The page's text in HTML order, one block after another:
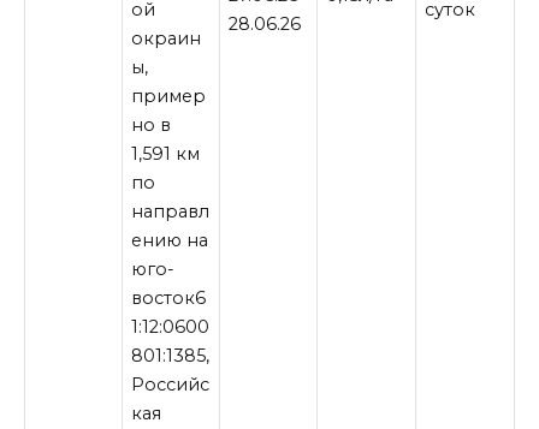
ой
окраин
ы,
пример
но в
1,591 км
по
направл
ению на
юго-
восток6
1:12:0600
801:1385,
Российс
кая
28.06.26
суток